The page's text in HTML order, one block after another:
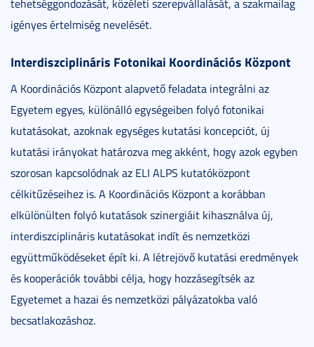
tehetséggondozását, közéleti szerepvállalását, a szakmailag
igényes értelmiség nevelését.
Interdiszciplináris Fotonikai Koordinációs Központ
A Koordinációs Központ alapvető feladata integrálni az
Egyetem egyes, különálló egységeiben folyó fotonikai
kutatásokat, azoknak egységes kutatási koncepciót, új
kutatási irányokat határozva meg akként, hogy azok egyben
szorosan kapcsolódnak az ELI ALPS kutatóközpont
célkitűzéseihez is. A Koordinációs Központ a korábban
elkülönülten folyó kutatások szinergiáit kihasználva új,
interdiszciplináris kutatásokat indít és nemzetközi
együttműködéseket épít ki. A létrejövő kutatási eredmények
és kooperációk további célja, hogy hozzásegítsék az
Egyetemet a hazai és nemzetközi pályázatokba való
becsatlakozáshoz.